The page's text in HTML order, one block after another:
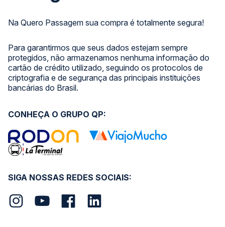
Na Quero Passagem sua compra é totalmente segura!
Para garantirmos que seus dados estejam sempre
protegidos, não armazenamos nenhuma informação do
cartão de crédito utilizado, seguindo os protocolos de
criptografia e de segurança das principais instituições
bancárias do Brasil.
SIGA NOSSAS REDES SOCIAIS:
CONHEÇA O GRUPO QP: